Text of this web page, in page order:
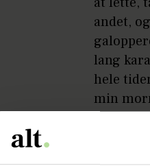
andet,
lang
hele
min
løbe så